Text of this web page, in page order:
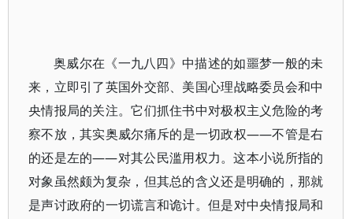
奥威尔在《一九八四》中描述的如噩梦一般的未
来，立即引了英国外交部、美国心理战略委员会和中
央情报局的关注。它们抓住书中对极权主义危险的考
察不放，其实奥威尔痛斥的是一切政权——不管是右
的还是左的——对其公民滥用权力。这本小说所指的
对象虽然颇为复杂，但其总的含义还是明确的，那就
是声讨政府的一切谎言和诡计。但是对中央情报局和